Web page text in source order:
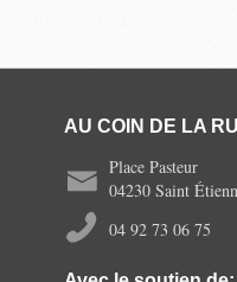
AU COIN DE LA
Place Pasteur
04230 Saint
04 92 73 06 75